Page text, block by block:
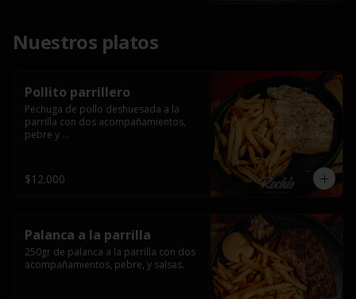
Nuestros platos
Pollito parrillero
Pechuga de pollo deshuesada a la
parrilla con dos acompañamientos,
pebre y
$12.000
Palanca a la parrilla
250gr de palanca a la parrilla con dos
acompañamientos, pebre, y salsas.